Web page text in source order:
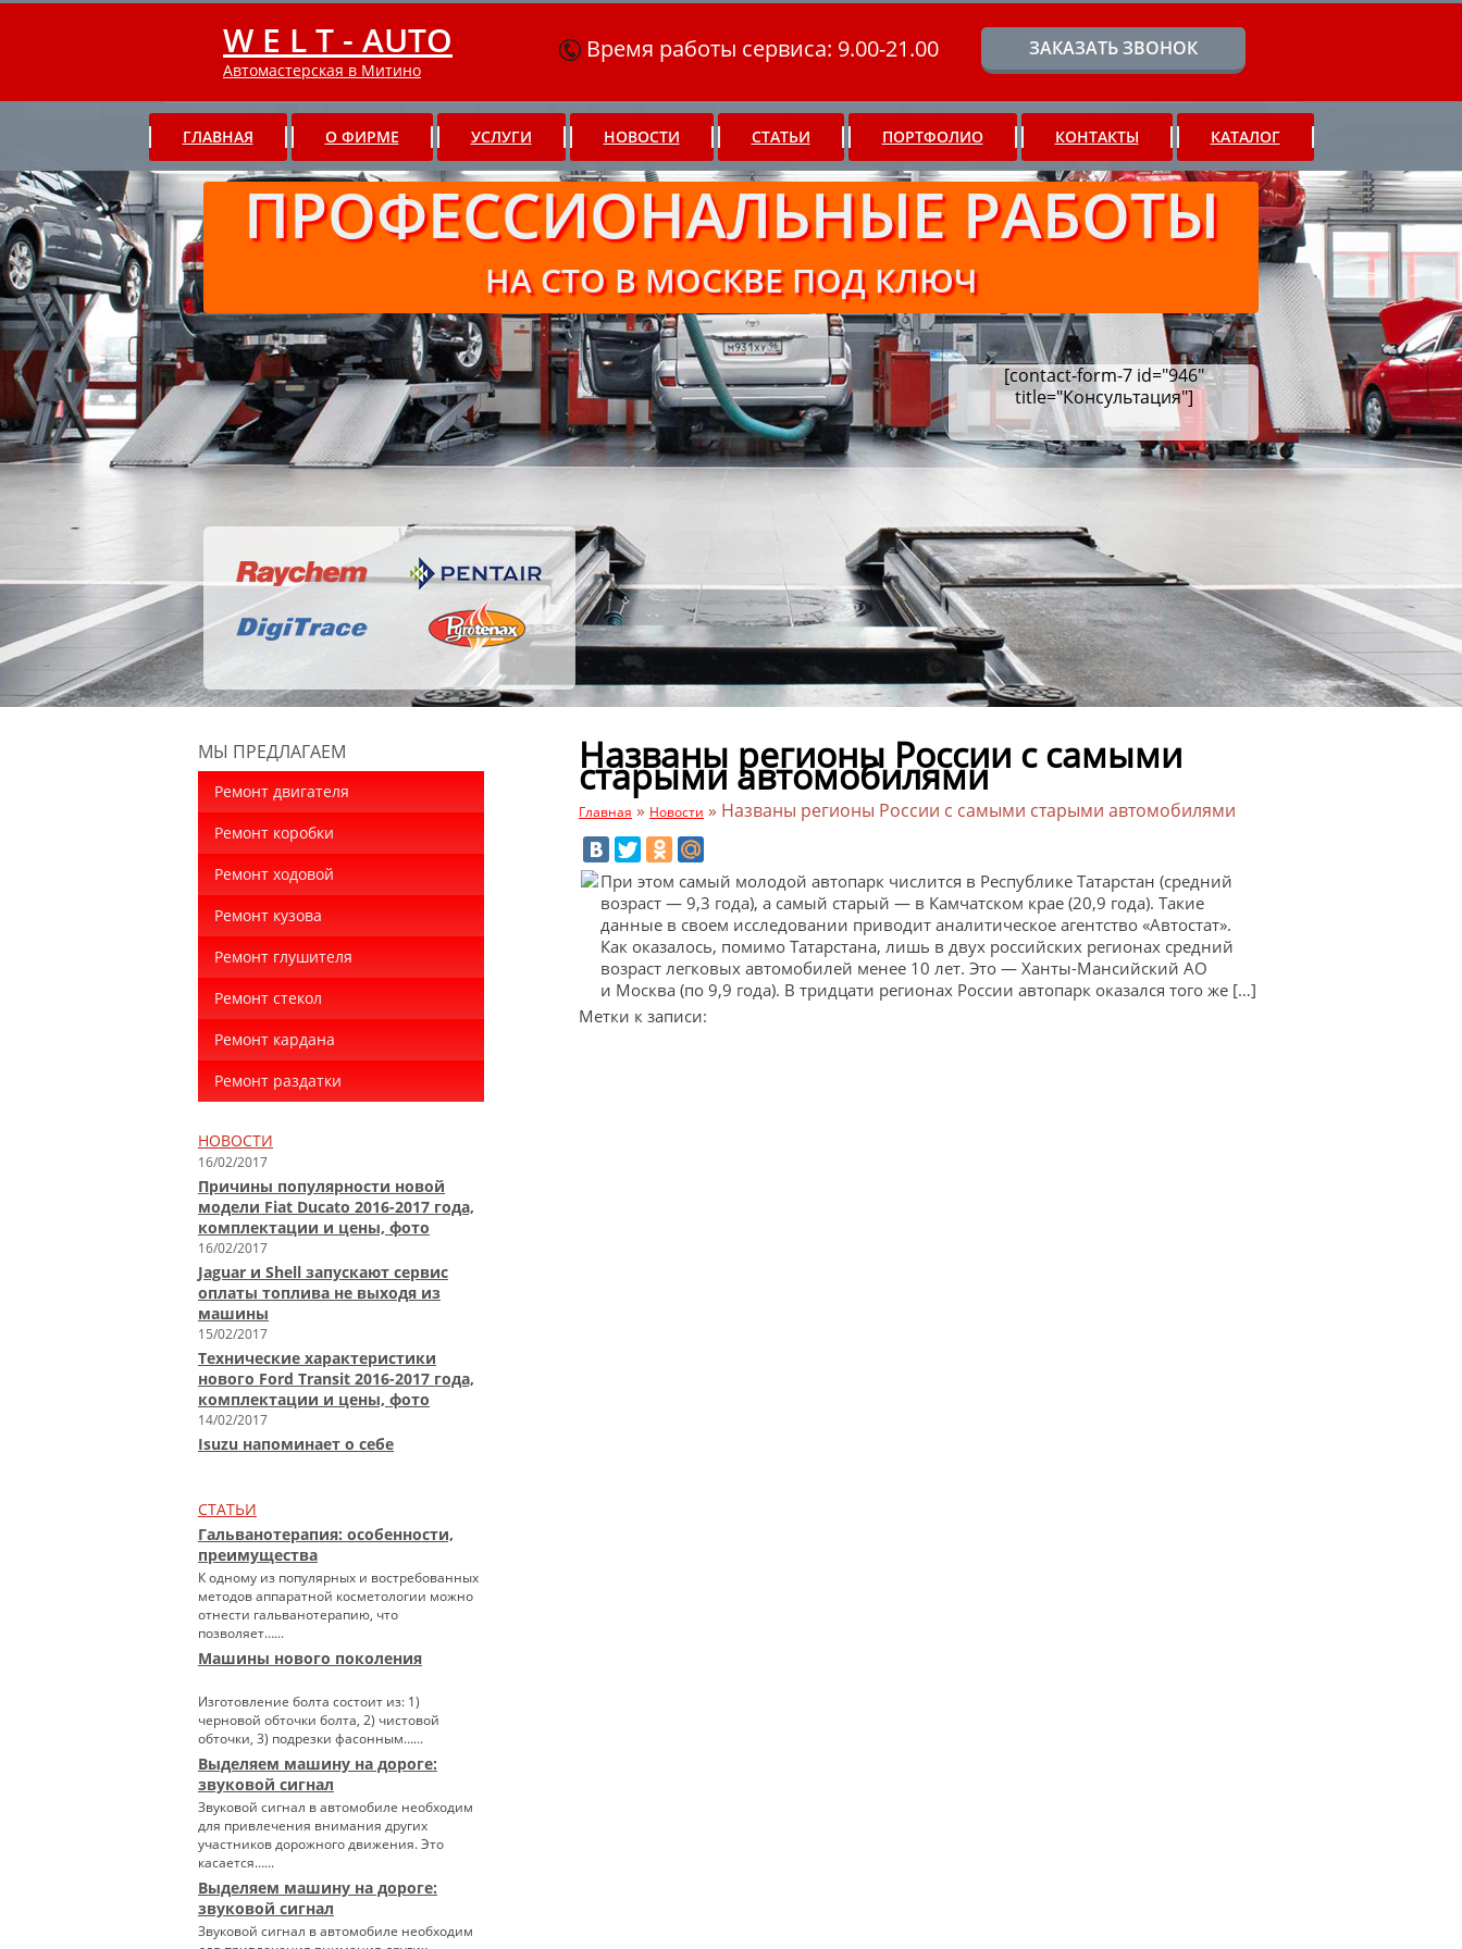
W E L T - AUTO
Автомастерская в Митино
Время работы сервиса: 9.00-21.00 ЗАКАЗАТЬ ЗВОНОК
ГЛАВНАЯ О ФИРМЕ УСЛУГИ НОВОСТИ СТАТЬИ ПОРТФОЛИО КОНТАКТЫ КАТАЛОГ
ПРОФЕССИОНАЛЬНЫЕ РАБОТЫ
НА СТО В МОСКВЕ ПОД КЛЮЧ
[contact-form-7 id="946"
title="Консультация"]
МЫ ПРЕДЛАГАЕМ
Ремонт двигателя
Ремонт коробки
Ремонт ходовой
Ремонт кузова
Ремонт глушителя
Ремонт стекол
Ремонт кардана
Ремонт раздатки
НОВОСТИ
16/02/2017
Причины популярности новой
модели Fiat Ducato 2016-2017 года,
комплектации и цены, фото
16/02/2017
Jaguar и Shell запускают сервис
оплаты топлива не выходя из
машины
15/02/2017
Технические характеристики
нового Ford Transit 2016-2017 года,
комплектации и цены, фото
14/02/2017
Isuzu напоминает о себе
СТАТЬИ
Гальванотерапия: особенности,
преимущества
К одному из популярных и востребованных
методов аппаратной косметологии можно
отнести гальванотерапию, что
позволяет…...
Машины нового поколения
Изготовление болта состоит из: 1)
черновой обточки болта, 2) чистовой
обточки, 3) подрезки фасонным…...
Выделяем машину на дороге:
звуковой сигнал
Звуковой сигнал в автомобиле необходим
для привлечения внимания других
участников дорожного движения. Это
касается…...
Выделяем машину на дороге:
звуковой сигнал
Звуковой сигнал в автомобиле необходим
Названы регионы России с самыми
старыми автомобилями
Главная » Новости » Названы регионы России с самыми старыми автомобилями
При этом самый молодой автопарк числится в Республике Татарстан (средний
возраст — 9,3 года), а самый старый — в Камчатском крае (20,9 года). Такие
данные в своем исследовании приводит аналитическое агентство «Автостат».
Как оказалось, помимо Татарстана, лишь в двух российских регионах средний
возраст легковых автомобилей менее 10 лет. Это — Ханты-Мансийский АО
и Москва (по 9,9 года). В тридцати регионах России автопарк оказался того же […]
Метки к записи: